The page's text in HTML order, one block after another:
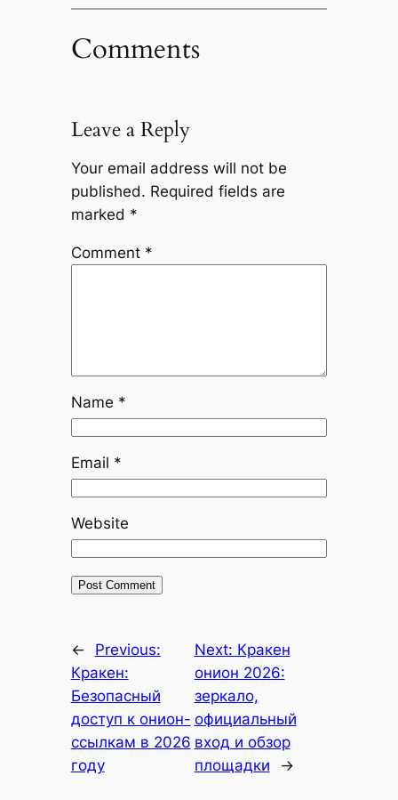
Comments
Leave a Reply
Your email address will not be
published. Required fields are
marked *
Comment *
Name *
Email *
Website
←
Previous:
Кракен:
Безопасный
доступ к онион-
ссылкам в 2026
году
Next: Кракен
онион 2026:
зеркало,
официальный
вход и обзор
площадки
→